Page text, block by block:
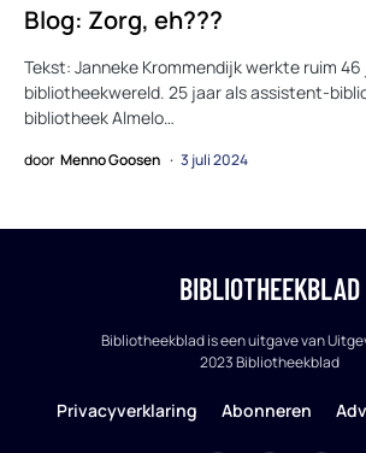
Blog: Zorg, eh???
Tekst: Janneke Krommendijk werkte ruim 46
bibliotheekwereld. 25 jaar als assistent-
bibliotheek Almelo…
door Menno Goosen 3 juli 2024
BIBLIOTHEEKBLAD
Bibliotheekblad is een uitgave van
2023 Bibliotheekblad
Privacyverklaring Abonneren